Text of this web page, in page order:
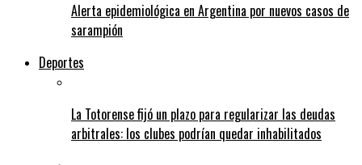
Alerta epidemiológica en Argentina por nuevos casos de
sarampión
Deportes
La Totorense fijó un plazo para regularizar las deudas
arbitrales: los clubes podrían quedar inhabilitados